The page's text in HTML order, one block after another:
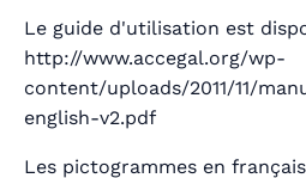
Le guide d'utilisation est
http://www.accegal.org/wp-
content/uploads/2011/11/
english-v2.pdf
Les pictogrammes en